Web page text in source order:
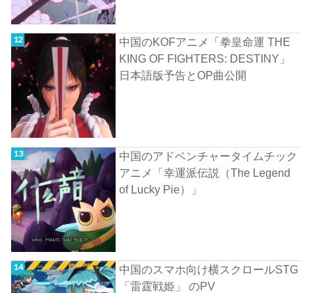
中国のKOFアニメ「拳皇命運 THE
KING OF FIGHTERS: DESTINY」
日本語版予告とOP曲公開
中国のアドベンチャータイムチック
アニメ「幸運派伝説（The Legend
of Lucky Pie）」
中国のスマホ向け横スクロールSTG
「雷霆戦姫」 のPV